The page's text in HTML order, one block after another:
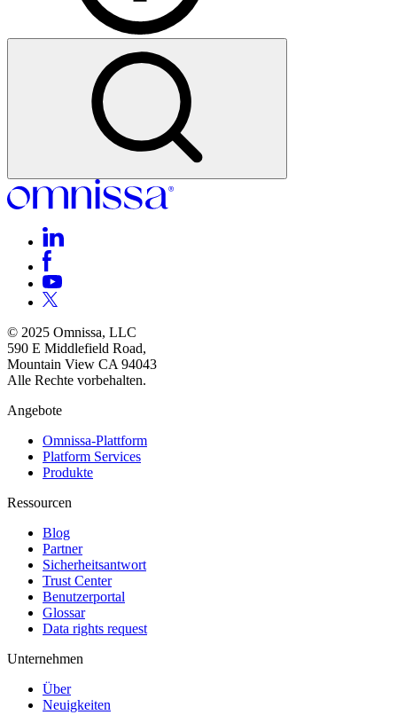
© 2025 Omnissa, LLC
590 E Middlefield Road,
Mountain View CA 94043
Alle Rechte vorbehalten.
Angebote
Omnissa-Plattform
Platform Services
Produkte
Ressourcen
Blog
Partner
Sicherheitsantwort
Trust Center
Benutzerportal
Glossar
Data rights request
Unternehmen
Über
Neuigkeiten